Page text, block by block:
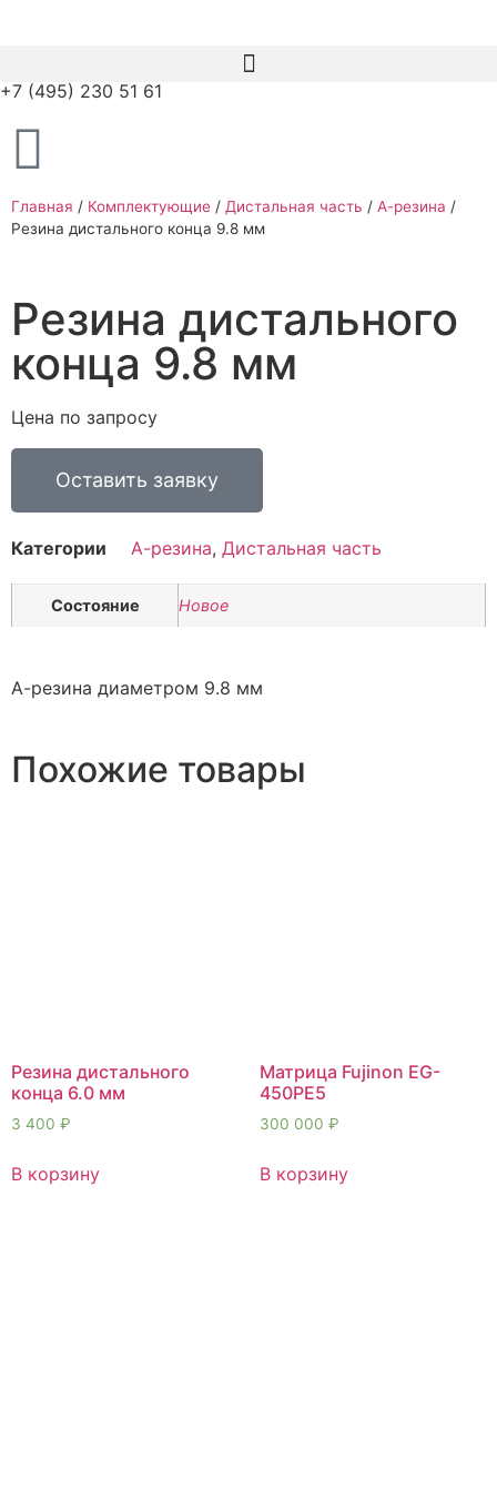
+7 (495) 230 51 61
Главная / Комплектующие / Дистальная часть / А-резина /
Резина дистального конца 9.8 мм
Резина дистального
конца 9.8 мм
Цена по запросу
Оставить заявку
Категории А-резина, Дистальная часть
Состояние Новое
А-резина диаметром 9.8 мм
Похожие товары
Резина дистального
конца 6.0 мм
3 400 ₽
В корзину
Матрица Fujinon EG-
450PE5
300 000 ₽
В корзину